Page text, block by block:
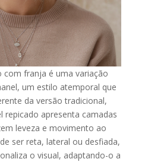
com franja é uma variação
um estilo atemporal que
da versão tradicional,
repicado apresenta camadas
leveza e movimento ao
ser reta, lateral ou desfiada,
o visual, adaptando-o a